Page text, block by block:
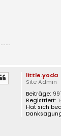
little.yoda
Site Admin
Beiträge:
Registriert:
Hat sich